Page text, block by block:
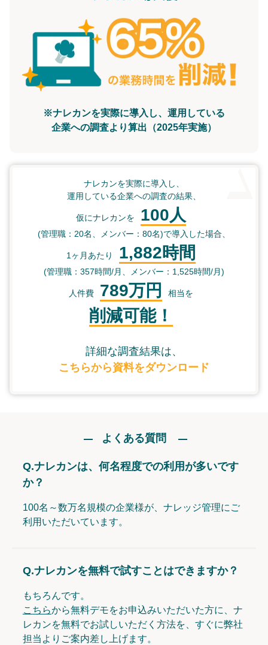
※ナレカンを実際に導入し、運用している
企業への調査より算出（2025年実施）
ナレカンを実際に導入し、
運用している企業への調査の結果、
仮にナレカンを 100人
(管理職：20名、メンバー：80名)で導入した場合、
1ヶ月あたり 1,882時間
(管理職：357時間/月、メンバー：1,525時間/月)
人件費 789万円 相当を
削減可能！
詳細な調査結果は、
こちらから資料をダウンロード
よくある質問
Q.ナレカンは、何名程度での利用が多いです
か？
100名～数万名規模の企業様が、ナレッジ管理にご
利用いただいています。
Q.ナレカンを無料で試すことはできますか？
もちろんです。
こちらから無料デモをお申込みいただいた方に、ナ
レカンを無料でお試しいただく方法を、すぐに弊社
担当よりご案内差し上げます。